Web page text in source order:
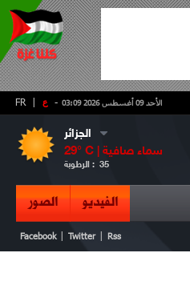
- ع FR الأحد 09 أغسطس 2026 03:09
الجزائر
29° C | سماء صافية
الرطوبة : 35
الفيديو الصور
Facebook Twitter Rss